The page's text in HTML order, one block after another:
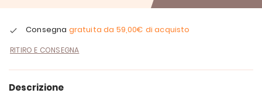
Consegna gratuita da 59,00€ di acquisto
RITIRO E CONSEGNA
Descrizione